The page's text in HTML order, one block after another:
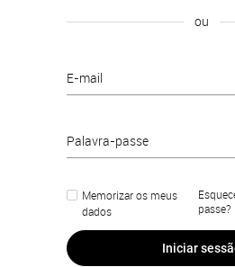
ou
E-mail
Palavra-passe
Memorizar os meus
dados
passe?
Iniciar